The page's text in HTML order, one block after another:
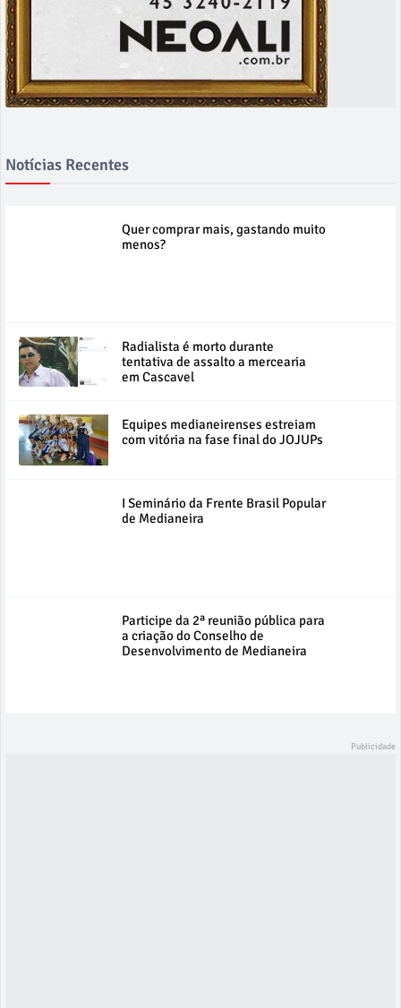
Notícias Recentes
Quer comprar mais, gastando muito
menos?
Radialista é morto durante
tentativa de assalto a mercearia
em Cascavel
Equipes medianeirenses estreiam
com vitória na fase final do JOJUPs
I Seminário da Frente Brasil Popular
de Medianeira
Participe da 2ª reunião pública para
a criação do Conselho de
Desenvolvimento de Medianeira